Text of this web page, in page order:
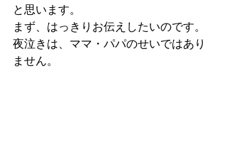
と思います。
まず、はっきりお伝えしたいのです。
夜泣きは、ママ・パパのせいではあり
ません。